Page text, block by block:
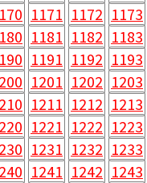
1171 1172 1173
1181 1182 1183
1191 1192 1193
1201 1202 1203
1211 1212 1213
1221 1222 1223
1231 1232 1233
1241 1242 1243